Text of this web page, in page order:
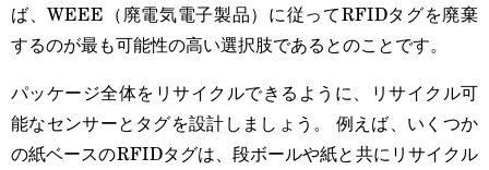
ば、WEEE（廃電気電子製品）に従ってRFIDタグを廃棄
するのが最も可能性の高い選択肢であるとのことです。
パッケージ全体をリサイクルできるように、リサイクル可
能なセンサーとタグを設計しましょう。 例えば、いくつか
の紙ベースのRFIDタグは、段ボールや紙と共にリサイクル